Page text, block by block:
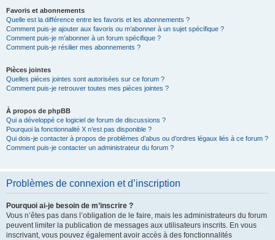
Favoris et abonnements
Quelle est la différence entre les favoris et les abonnements ?
Comment puis-je ajouter aux favoris ou m’abonner à un sujet spécifique ?
Comment puis-je m’abonner à un forum spécifique ?
Comment puis-je résilier mes abonnements ?
Pièces jointes
Quelles pièces jointes sont autorisées sur ce forum ?
Comment puis-je retrouver toutes mes pièces jointes ?
À propos de phpBB
Qui a développé ce logiciel de forum de discussions ?
Pourquoi la fonctionnalité X n’est pas disponible ?
Qui dois-je contacter à propos de problèmes d’abus ou d’ordres légaux liés à ce forum ?
Comment puis-je contacter un administrateur du forum ?
Problèmes de connexion et d’inscription
Pourquoi ai-je besoin de m’inscrire ?
Vous n’êtes pas dans l’obligation de le faire, mais les administrateurs du forum
peuvent limiter la publication de messages aux utilisateurs inscrits. En vous
inscrivant, vous pouvez également avoir accès à des fonctionnalités